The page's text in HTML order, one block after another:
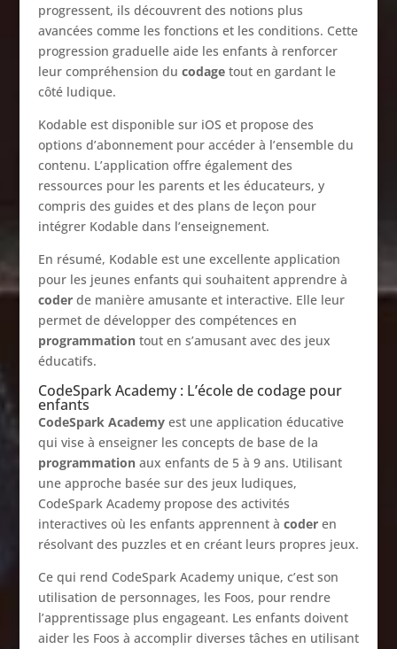
progressent, ils découvrent des notions plus
avancées comme les fonctions et les conditions. Cette
progression graduelle aide les enfants à renforcer
leur compréhension du codagetout en gardant le
côté ludique.
Kodable est disponible sur iOS et propose des
options d’abonnement pour accéder à l’ensemble du
contenu. L’application offre également des
ressources pour les parents et les éducateurs, y
compris des guides et des plans de leçon pour
intégrer Kodable dans l’enseignement.
En résumé, Kodable est une excellente application
pour les jeunes enfants qui souhaitent apprendre à
coderde manière amusante et interactive. Elle leur
permet de développer des compétences en
programmationtout en s’amusant avec des jeux
éducatifs.
CodeSpark Academy : L’école de codage pour
enfants
CodeSpark Academyest une application éducative
qui vise à enseigner les concepts de base de la
programmationaux enfants de 5 à 9 ans. Utilisant
une approche basée sur des jeux ludiques,
CodeSpark Academy propose des activités
interactives où les enfants apprennent à coderen
résolvant des puzzles et en créant leurs propres jeux.
Ce qui rend CodeSpark Academy unique, c’est son
utilisation de personnages, les Foos, pour rendre
l’apprentissage plus engageant. Les enfants doivent
aider les Foos à accomplir diverses tâches en utilisant